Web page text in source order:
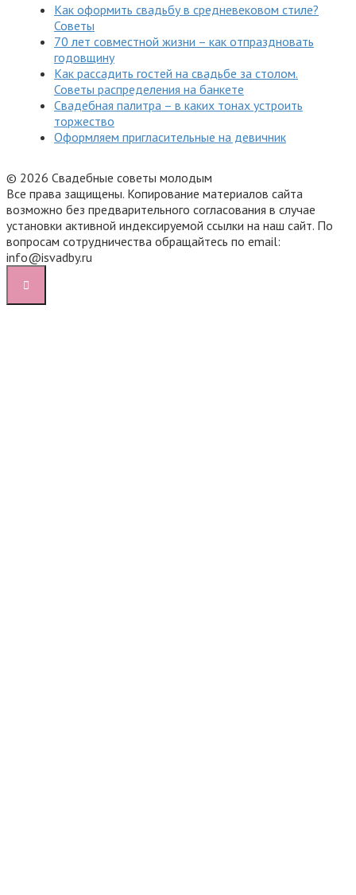
Как оформить свадьбу в средневековом стиле?
Советы
70 лет совместной жизни – как отпраздновать
годовщину
Как рассадить гостей на свадьбе за столом.
Советы распределения на банкете
Свадебная палитра – в каких тонах устроить
торжество
Оформляем пригласительные на девичник
© 2026 Свадебные советы молодым
Все права защищены. Копирование материалов сайта
возможно без предварительного согласования в случае
установки активной индексируемой ссылки на наш сайт. По
вопросам сотрудничества обращайтесь по email:
info@isvadby.ru